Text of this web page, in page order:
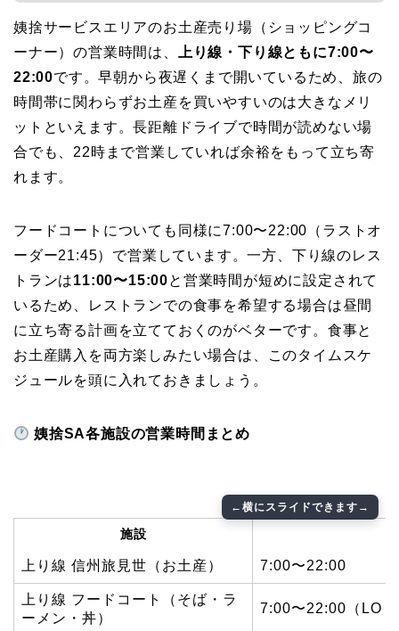
姨捨サービスエリアのお土産売り場（ショッピングコ
ーナー）の営業時間は、
上り線・下り線ともに7:00〜
22:00です。早朝から夜遅くまで開いているため、旅の
時間帯に関わらずお土産を買いやすいのは大きなメリ
ットといえます。長距離ドライブで時間が読めない場
合でも、22時まで営業していれば余裕をもって立ち寄
れます。
フードコートについても同様に7:00〜22:00（ラストオ
ーダー21:45）で営業しています。一方、下り線のレス
トランは11:00〜15:00と営業時間が短めに設定されて
いるため、レストランでの食事を希望する場合は昼間
に立ち寄る計画を立てておくのがベターです。食事と
お土産購入を両方楽しみたい場合は、このタイムスケ
ジュールを頭に入れておきましょう。
姨捨SA各施設の営業時間まとめ
施設
上り線 信州旅見世（お土産） 7:00〜22:00
上り線 フードコート（そば・ラ
ーメン・丼）
7:00〜22:00（LO